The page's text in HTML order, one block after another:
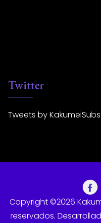
Twitter
Tweets by KakumeiSubs
Copyright ©2026
reservados.